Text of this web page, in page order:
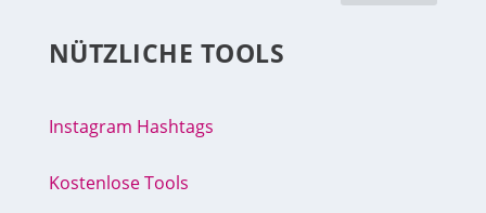
NÜTZLICHE TOOLS
Instagram Hashtags
Kostenlose Tools